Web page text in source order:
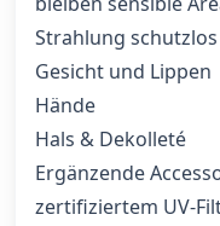
Strahlung
Gesicht und Lippen
Hände
Hals & Dekolleté
Ergänzende
zertifiziertem UV-